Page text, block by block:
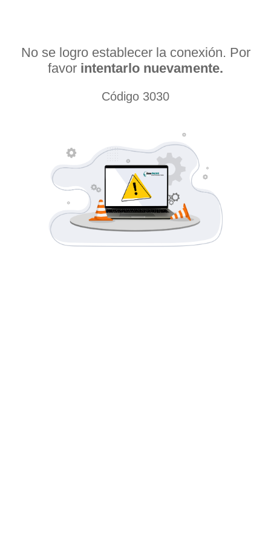
No se logro establecer la conexión. Por
favor intentarlo nuevamente.
Código 3030